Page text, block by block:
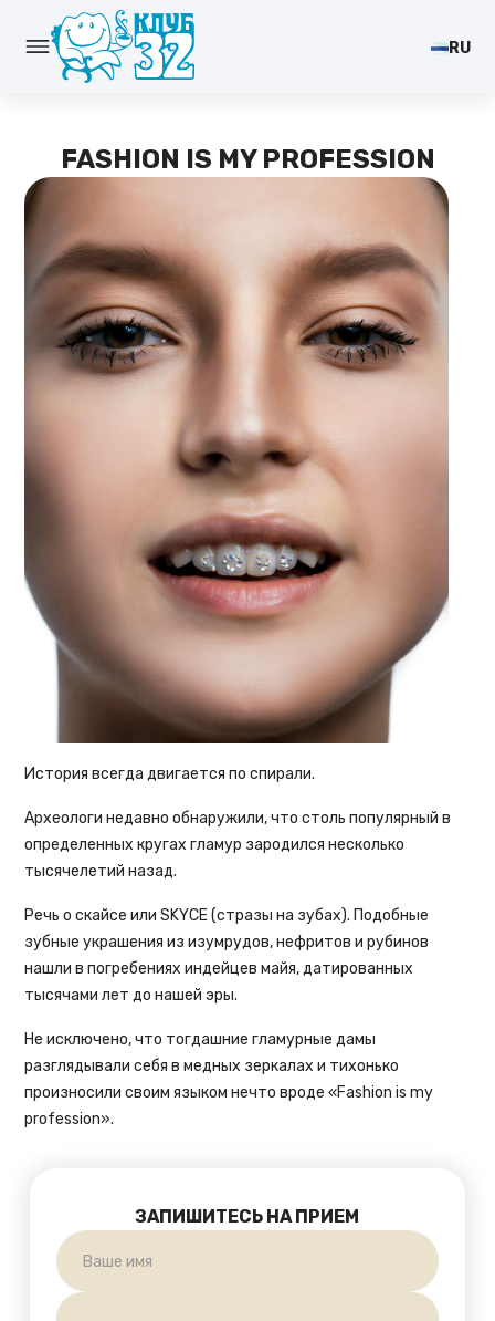
RU
FASHION IS MY PROFESSION
История всегда двигается по спирали.
Археологи недавно обнаружили, что столь популярный в
определенных кругах гламур зародился несколько
тысячелетий назад.
Речь о скайсе или SKYCE (стразы на зубах). Подобные
зубные украшения из изумрудов, нефритов и рубинов
нашли в погребениях индейцев майя, датированных
тысячами лет до нашей эры.
Не исключено, что тогдашние гламурные дамы
разглядывали себя в медных зеркалах и тихонько
произносили своим языком нечто вроде «Fashion is my
profession».
ЗАПИШИТЕСЬ НА ПРИЕМ